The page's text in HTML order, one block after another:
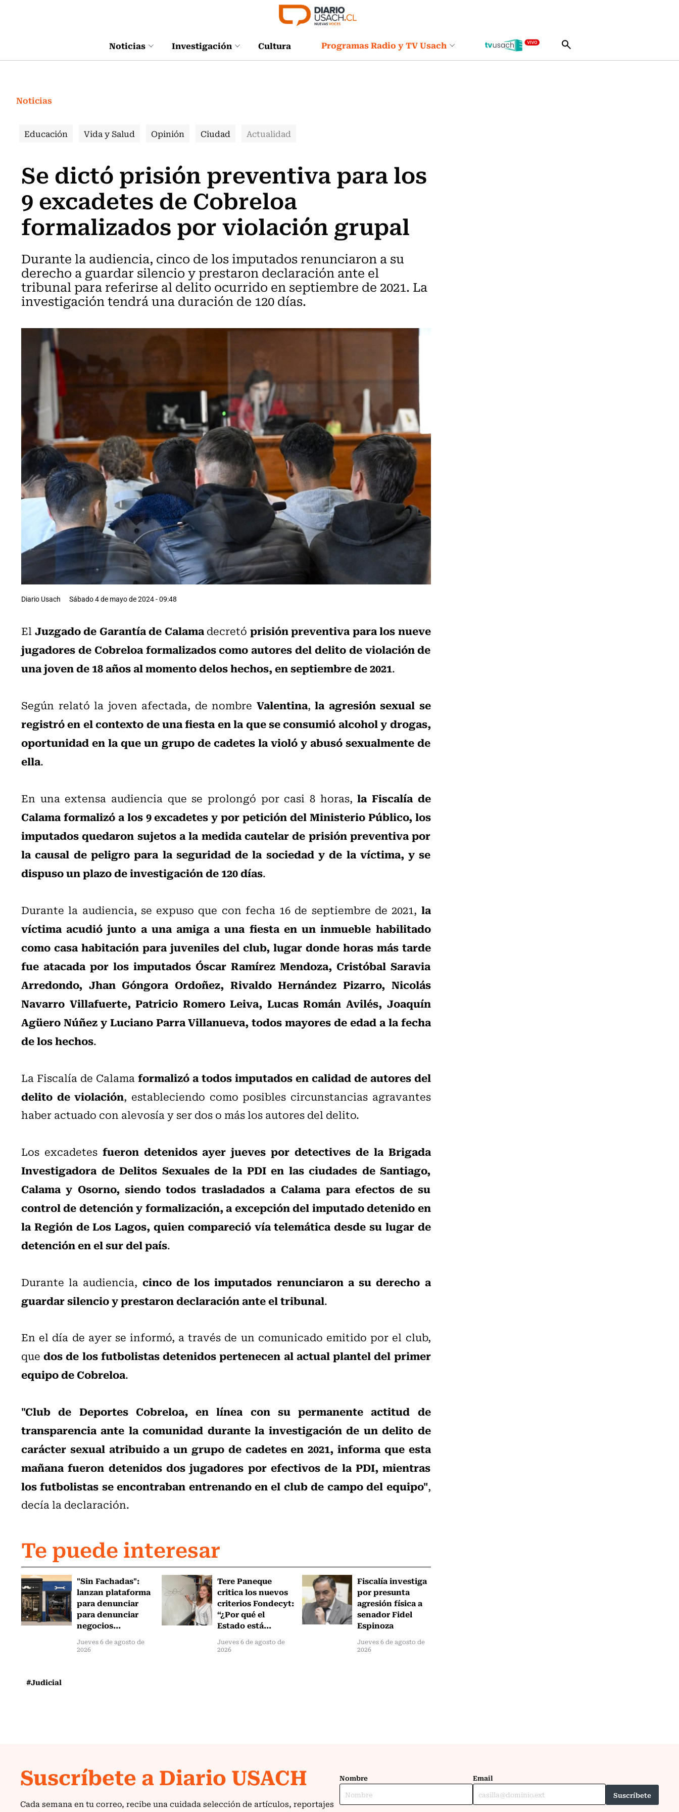
Noticias Investigación Cultura Programas Radio y TV Usach
Noticias
Educación Vida y Salud Opinión Ciudad Actualidad
Se dictó prisión preventiva para los
9 excadetes de Cobreloa
formalizados por violación grupal
Durante la audiencia, cinco de los imputados renunciaron a su
derecho a guardar silencio y prestaron declaración ante el
tribunal para referirse al delito ocurrido en septiembre de 2021. La
investigación tendrá una duración de 120 días.
Diario Usach Sábado 4 de mayo de 2024 - 09:48
ElJuzgado de Garantía de Calamadecretó prisión preventiva para los nueve
jugadores de Cobreloa formalizados como autores del delito de violación de
una joven de 18 años al momento delos hechos, en septiembre de 2021.
Según relató la joven afectada, de nombre Valentina, la agresión sexual se
registró en el contexto de una fiesta en la que se consumió alcohol y drogas,
oportunidad en la que un grupo de cadetes la violó y abusó sexualmente de
ella.
En una extensa audiencia que se prolongó por casi 8 horas,la Fiscalía de
Calama formalizó a los 9 excadetes y por petición del Ministerio Público, los
imputados quedaron sujetos a la medida cautelar de prisión preventiva por
la causal de peligro para la seguridad de la sociedad y de la víctima, y se
dispuso un plazo de investigación de 120 días.
Durante la audiencia, se expuso que con fecha 16 de septiembre de 2021, la
víctima acudió junto a una amiga a una fiesta en un inmueble habilitado
como casa habitación para juveniles del club, lugar donde horas más tarde
fue atacada por los imputados Óscar Ramírez Mendoza, Cristóbal Saravia
Arredondo, Jhan Góngora Ordoñez, Rivaldo Hernández Pizarro, Nicolás
Navarro Villafuerte, Patricio Romero Leiva, Lucas Román Avilés, Joaquín
Agüero Núñez y Luciano Parra Villanueva, todos mayores de edad a la fecha
de los hechos.
La Fiscalía de Calamaformalizó a todos imputados en calidad de autores del
delito de violación, estableciendo como posibles circunstancias agravantes
haber actuado con alevosía y ser dos o más los autores del delito.
Los excadetes fueron detenidos ayer jueves por detectives de la Brigada
Investigadora de Delitos Sexuales de la PDI en las ciudades de Santiago,
Calama y Osorno, siendo todos trasladados a Calama para efectos de su
control de detención y formalización, a excepción del imputado detenido en
la Región de Los Lagos, quien compareció vía telemática desde su lugar de
detención en el sur del país.
Durante la audiencia, cinco de los imputados renunciaron a su derecho a
guardar silencio y prestaron declaración ante el tribunal.
En el día de ayer se informó, a través de un comunicado emitido por el club,
quedos de los futbolistas detenidos pertenecen al actual plantel del primer
equipo de Cobreloa.
"Club de Deportes Cobreloa, en línea con su permanente actitud de
transparencia ante la comunidad durante la investigación de un delito de
carácter sexual atribuido a un grupo de cadetes en 2021, informa que esta
mañana fueron detenidos dos jugadores por efectivos de la PDI, mientras
los futbolistas se encontraban entrenando en el club de campo del equipo",
decía la declaración.
Te puede interesar
"Sin Fachadas":
lanzan plataforma
para denunciar
para denunciar
negocios...
Jueves 6 de agosto de
2026
Tere Paneque
critica los nuevos
criterios Fondecyt:
“¿Por qué el
Estado está...
Jueves 6 de agosto de
2026
Fiscalía investiga
por presunta
agresión física a
senador Fidel
Espinoza
Jueves 6 de agosto de
2026
#Judicial